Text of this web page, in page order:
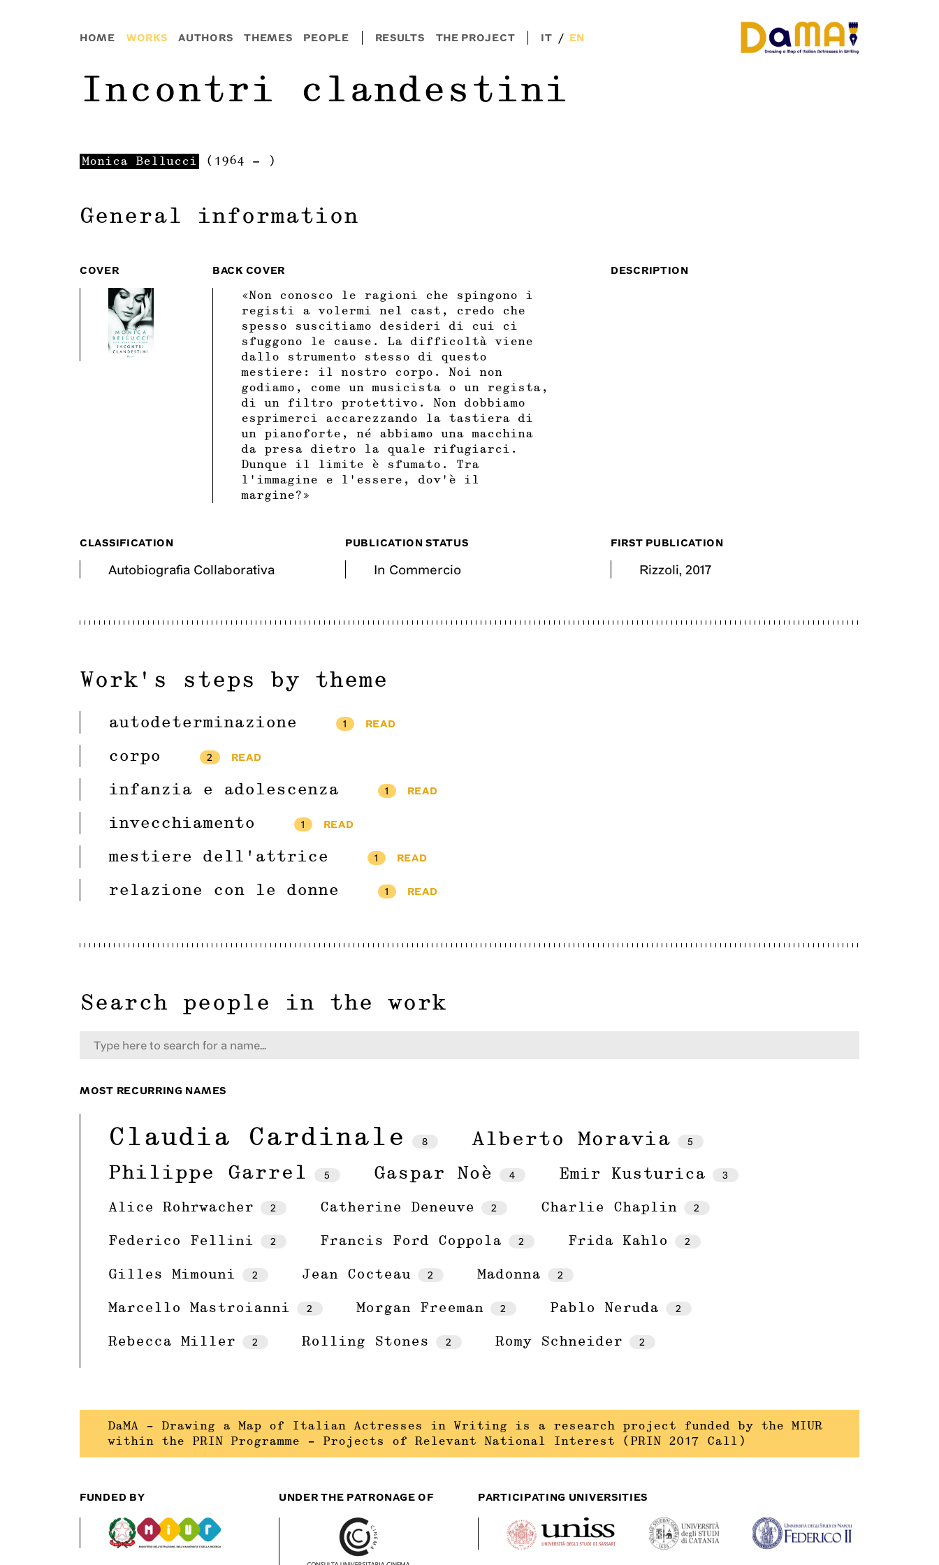
HOME WORKS AUTHORS THEMES PEOPLE RESULTS THE PROJECT IT / EN
Incontri clandestini
Monica Bellucci ( 1964 - )
General information
COVER BACK COVER
«Non conosco le ragioni che spingono i
registi a volermi nel cast, credo che
spesso suscitiamo desideri di cui ci
sfuggono le cause. La difficoltà viene
dallo strumento stesso di questo
mestiere: il nostro corpo. Noi non
godiamo, come un musicista o un regista,
di un filtro protettivo. Non dobbiamo
esprimerci accarezzando la tastiera di
un pianoforte, né abbiamo una macchina
da presa dietro la quale rifugiarci.
Dunque il limite è sfumato. Tra
l’immagine e l’essere, dov’è il
margine?»
DESCRIPTION
CLASSIFICATION
Autobiografia Collaborativa
PUBLICATION STATUS
In Commercio
FIRST PUBLICATION
Rizzoli, 2017
Work's steps by theme
autodeterminazione 1 READ
corpo 2 READ
infanzia e adolescenza 1 READ
invecchiamento 1 READ
mestiere dell’attrice 1 READ
relazione con le donne 1 READ
Search people in the work
MOST RECURRING NAMES
Claudia Cardinale 8 Alberto Moravia 5
Philippe Garrel 5 Gaspar Noè 4 Emir Kusturica 3
Alice Rohrwacher 2 Catherine Deneuve 2 Charlie Chaplin 2
Federico Fellini 2 Francis Ford Coppola 2 Frida Kahlo 2
Gilles Mimouni 2 Jean Cocteau 2 Madonna 2
Marcello Mastroianni 2 Morgan Freeman 2 Pablo Neruda 2
Rebecca Miller 2 Rolling Stones 2 Romy Schneider 2
DaMA – Drawing a Map of Italian Actresses in Writing is a research project funded by the MIUR
within the PRIN Programme – Projects of Relevant National Interest (PRIN 2017 Call)
FUNDED BY UNDER THE PATRONAGE OF PARTICIPATING UNIVERSITIES